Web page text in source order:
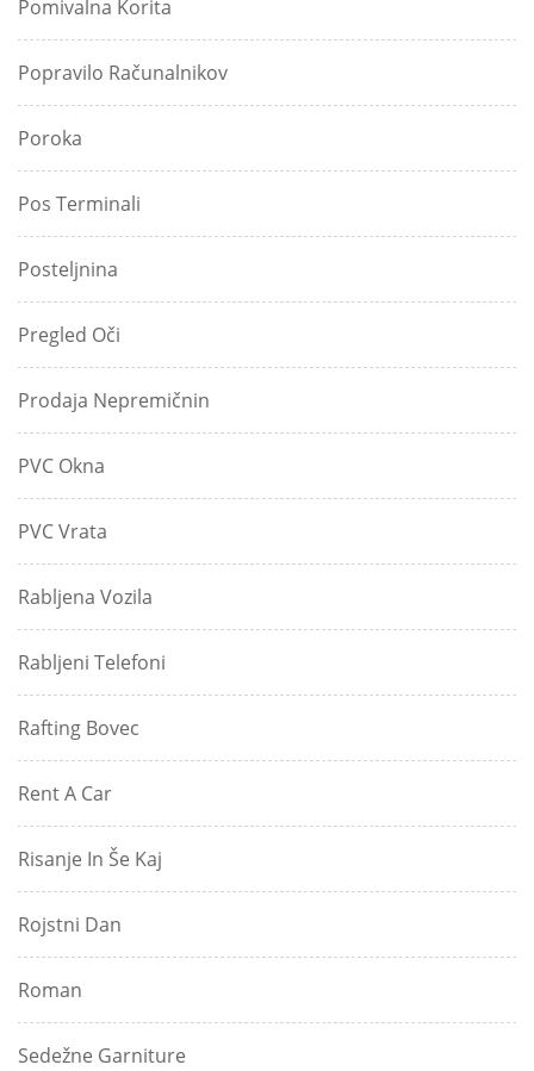
Pomivalna Korita
Popravilo Računalnikov
Poroka
Pos Terminali
Posteljnina
Pregled Oči
Prodaja Nepremičnin
PVC Okna
PVC Vrata
Rabljena Vozila
Rabljeni Telefoni
Rafting Bovec
Rent A Car
Risanje In Še Kaj
Rojstni Dan
Roman
Sedežne Garniture